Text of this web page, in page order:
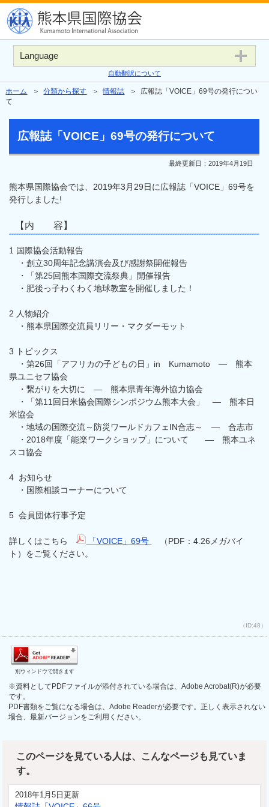
Language
自動翻訳について
ホーム ＞分類から探す ＞情報誌 ＞ 広報誌「VOICE」69号の発行につい
て
広報誌「VOICE」69号の発行について
最終更新日：2019年4月19日
熊本県国際協会では、2019年3月29日に広報誌「VOICE」69号を
発行しました!
【内 容】
1 国際協会活動報告
・創立30周年記念講演会及び感謝祭開催報告
・「第25回熊本国際交流祭典」開催報告
・肥後っ子わくわく地球教室を開催しました！
2 人物紹介
・熊本県国際交流員リリー・マクダーモット
3 トピックス
・第26回「アフリカの子どもの日」in Kumamoto ― 熊本
県ユニセフ協会
・繋がりを大切に ― 熊本県青年海外協力協会
・「第11回日米協会国際シンポジウム熊本大会」 ― 熊本日
米協会
・地域の国際交流～防災ワールドカフェIN合志～ ― 合志市
・2018年度「能楽ワークショップ」について ― 熊本ユネ
スコ協会
4 お知らせ
・国際相談コーナーについて
5 会員団体行事予定
詳しくはこちら 「VOICE」69号
（PDF：4.26メガバイ
ト）をご覧ください。
（ID:48）
別ウィンドウで開きます
※資料としてPDFファイルが添付されている場合は、Adobe Acrobat(R)が必要
です。
PDF書類をご覧になる場合は、Adobe Readerが必要です。正しく表示されない
場合、最新バージョンをご利用ください。
このページを見ている人は、こんなページも見ていま
す。
2018年1月5日更新